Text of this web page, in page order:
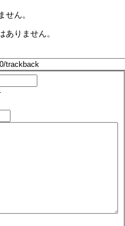
せん。
ありません。